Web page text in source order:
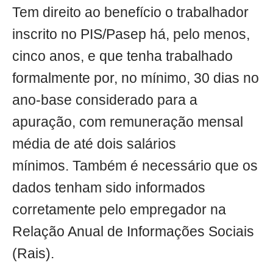
Tem direito ao benefício o trabalhador
inscrito no PIS/Pasep há, pelo menos,
cinco anos, e que tenha trabalhado
formalmente por, no mínimo, 30 dias no
ano-base considerado para a
apuração, com remuneração mensal
média de até dois salários
mínimos. Também é necessário que os
dados tenham sido informados
corretamente pelo empregador na
Relação Anual de Informações Sociais
(Rais).